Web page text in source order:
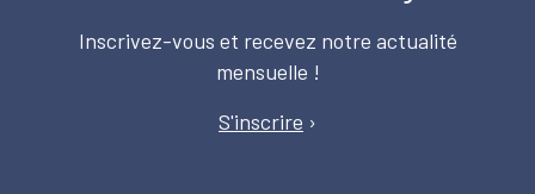
Inscrivez-vous et recevez notre actualité
mensuelle !
S'inscrire ›